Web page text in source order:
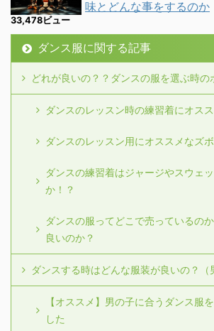
味とどんな事をするのか
33,478ビュー
ダンス服に関する記事
どれが良いの？？ダンスの服を選ぶ時の
ダンスのレッスン時の練習着にオス
ダンスのレッスン用にオススメなズ
ダンスの練習着はジャージやスウェ
か！？
ダンスの服ってどこで売っているの
良いのか？
ダンスする時はどんな服装が良いの？（
【オススメ】男の子に合うダンス服
した